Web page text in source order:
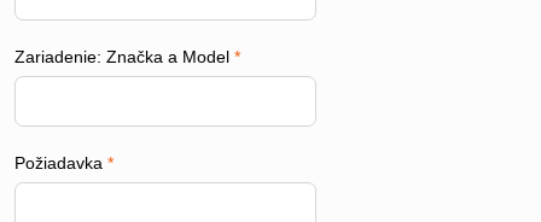
Zariadenie: Značka a Model *
Požiadavka *